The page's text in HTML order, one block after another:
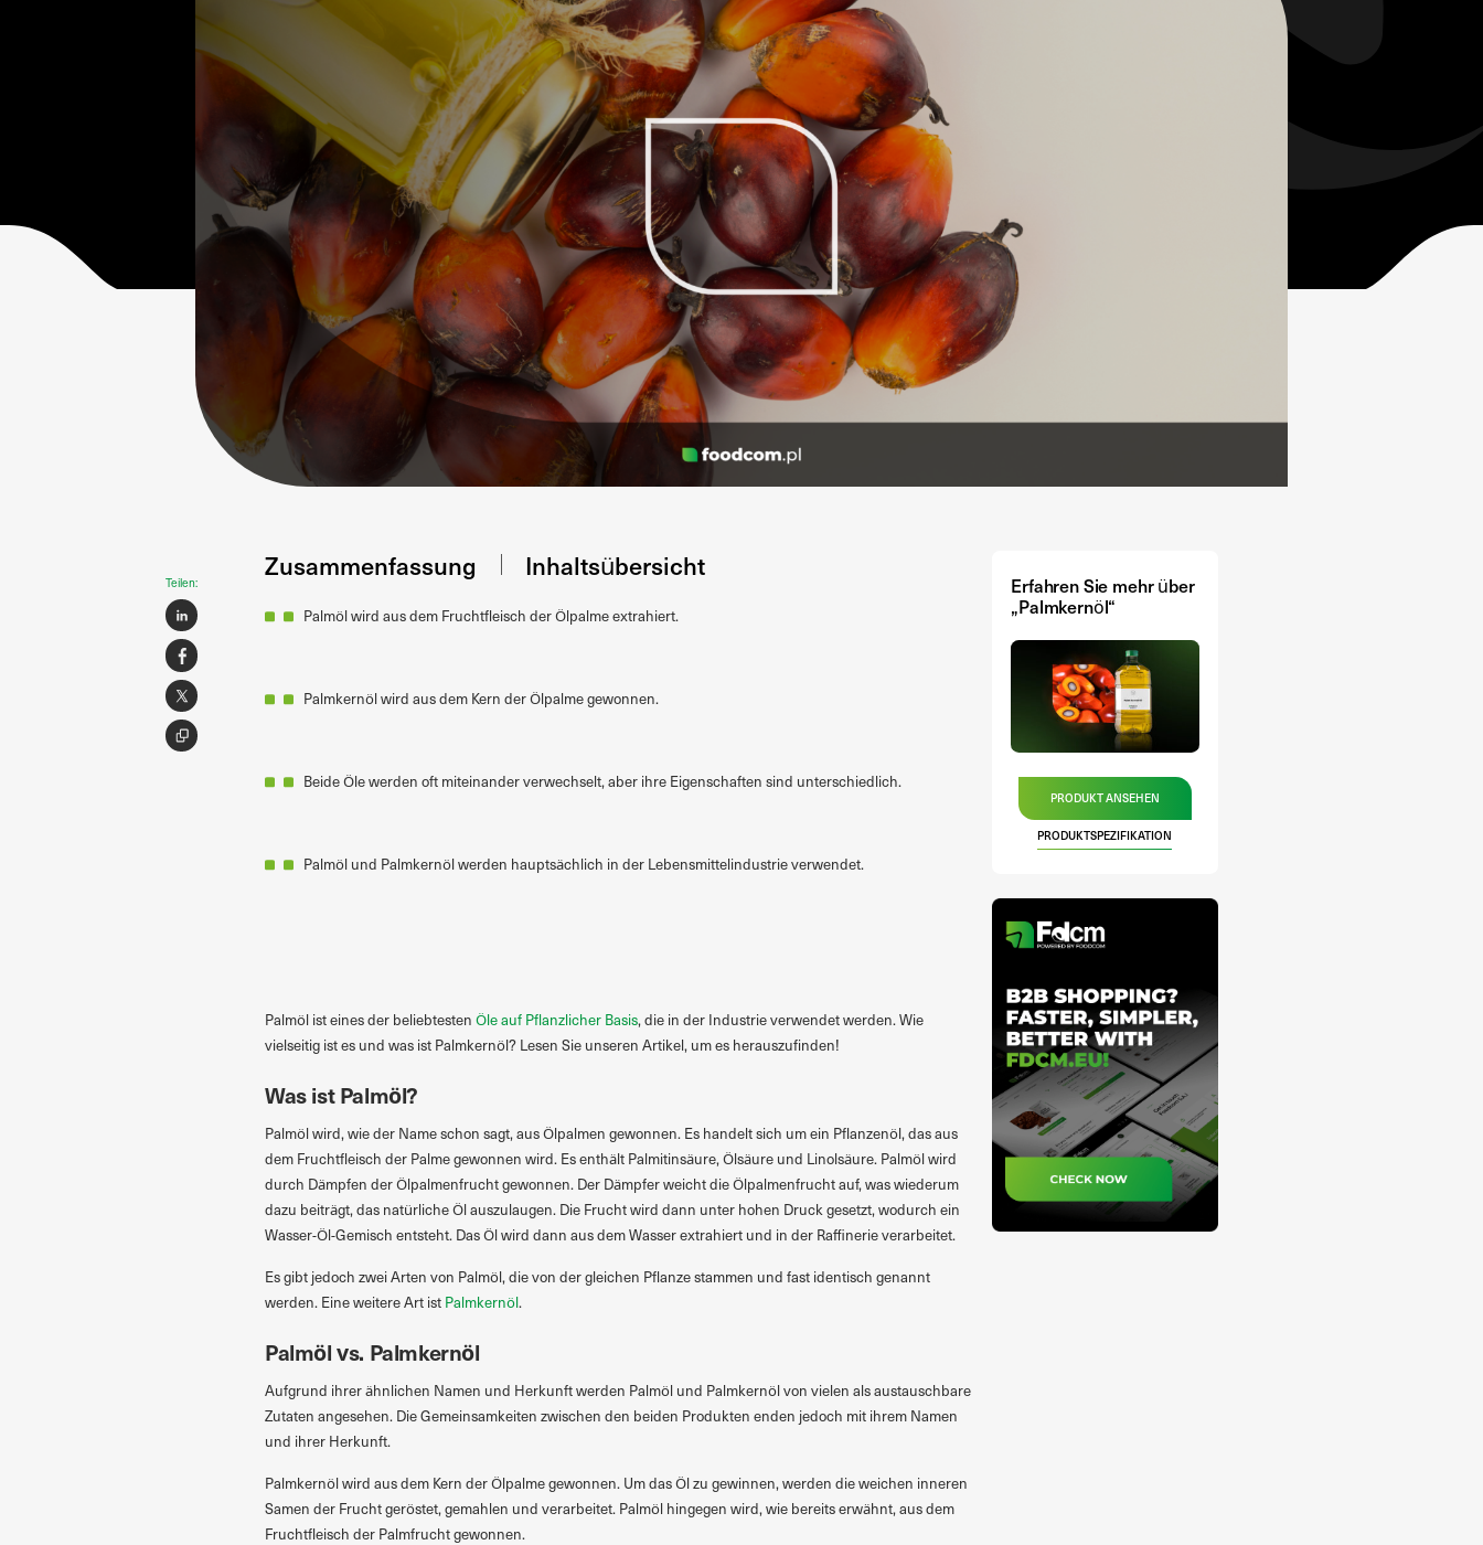
Teilen:
Zusammenfassung Inhaltsübersicht
Palmöl wird aus dem Fruchtfleisch der Ölpalme extrahiert.
Palmkernöl wird aus dem Kern der Ölpalme gewonnen.
Beide Öle werden oft miteinander verwechselt, aber ihre Eigenschaften sind unterschiedlich.
Palmöl und Palmkernöl werden hauptsächlich in der Lebensmittelindustrie verwendet.
Palmöl ist eines der beliebtesten Öle auf Pflanzlicher Basis, die in der Industrie verwendet werden. Wie
vielseitig ist es und was ist Palmkernöl? Lesen Sie unseren Artikel, um es herauszufinden!
Was ist Palmöl?
Palmöl wird, wie der Name schon sagt, aus Ölpalmen gewonnen. Es handelt sich um ein Pflanzenöl, das aus
dem Fruchtfleisch der Palme gewonnen wird. Es enthält Palmitinsäure, Ölsäure und Linolsäure. Palmöl wird
durch Dämpfen der Ölpalmenfrucht gewonnen. Der Dämpfer weicht die Ölpalmenfrucht auf, was wiederum
dazu beiträgt, das natürliche Öl auszulaugen. Die Frucht wird dann unter hohen Druck gesetzt, wodurch ein
Wasser-Öl-Gemisch entsteht. Das Öl wird dann aus dem Wasser extrahiert und in der Raffinerie verarbeitet.
Es gibt jedoch zwei Arten von Palmöl, die von der gleichen Pflanze stammen und fast identisch genannt
werden. Eine weitere Art ist Palmkernöl.
Palmöl vs. Palmkernöl
Aufgrund ihrer ähnlichen Namen und Herkunft werden Palmöl und Palmkernöl von vielen als austauschbare
Zutaten angesehen. Die Gemeinsamkeiten zwischen den beiden Produkten enden jedoch mit ihrem Namen
und ihrer Herkunft.
Palmkernöl wird aus dem Kern der Ölpalme gewonnen. Um das Öl zu gewinnen, werden die weichen inneren
Samen der Frucht geröstet, gemahlen und verarbeitet. Palmöl hingegen wird, wie bereits erwähnt, aus dem
Fruchtfleisch der Palmfrucht gewonnen.
Erfahren Sie mehr über
„Palmkernöl“
PRODUKT ANSEHEN
PRODUKTSPEZIFIKATION